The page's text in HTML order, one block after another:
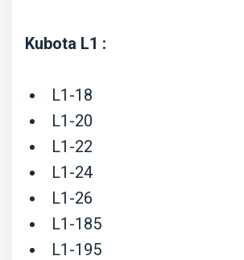
Kubota L1 :
L1-18
L1-20
L1-22
L1-24
L1-26
L1-185
L1-195